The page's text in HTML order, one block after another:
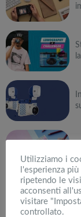
Utilizziamo i
l'esperienza
ripetendo le
acconsenti
visitare
controllato.